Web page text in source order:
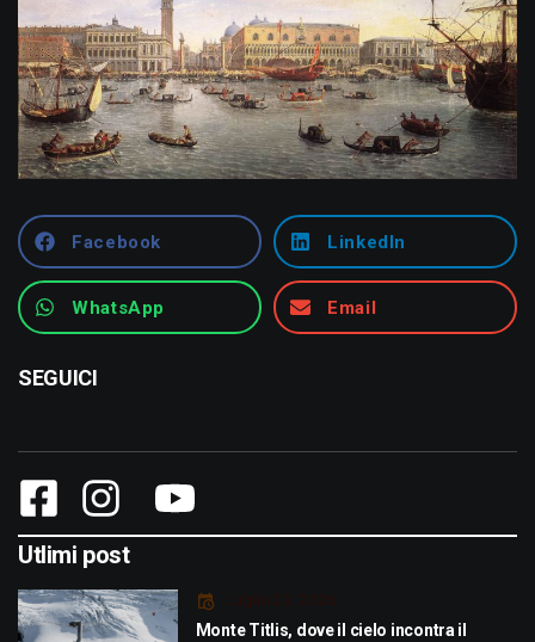
Facebook LinkedIn
WhatsApp Email
SEGUICI
Utlimi post
Luglio 29, 2026
Monte Titlis, dove il cielo incontra il